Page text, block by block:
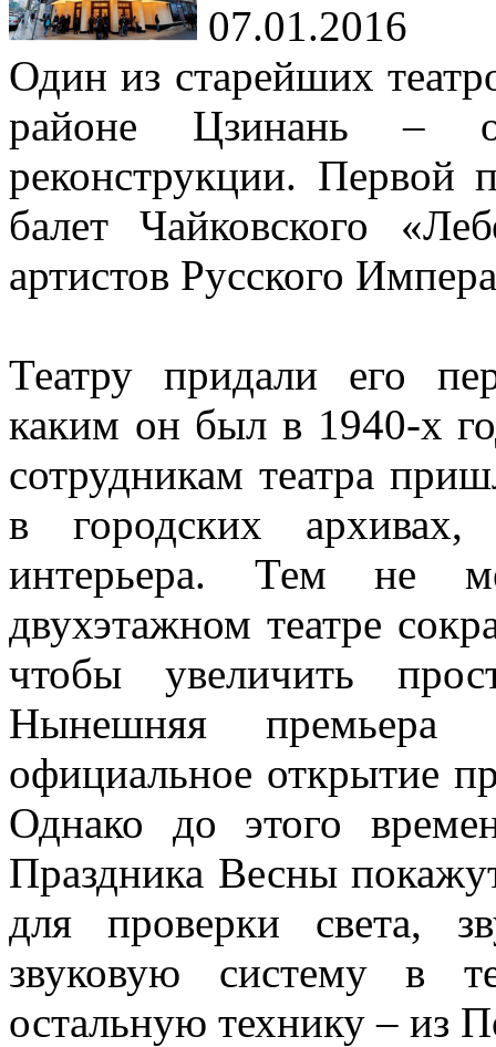
07.01.2016
Один из старейших
районе Цзинань –
реконструкции. Первой
балет Чайковского
артистов Русского
Театру придали его
каким он был в 1940-х
сотрудникам театра
в городских архивах,
интерьера. Тем не
двухэтажном театре
чтобы увеличить
Нынешняя
официальное открытие
Однако до этого
Праздника Весны
для проверки света,
звуковую систему в
остальную технику – из